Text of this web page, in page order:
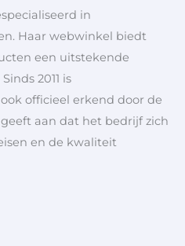
in
Haar webwinkel biedt
een uitstekende
2011 is
officieel erkend door de
aan dat het bedrijf zich
en de kwaliteit